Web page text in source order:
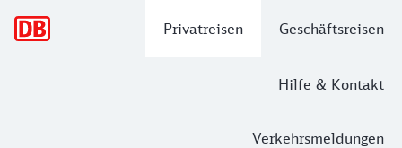
Privatreisen Geschäftsreisen
Hilfe & Kontakt
Verkehrsmeldungen